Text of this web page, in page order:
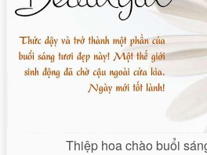
Thiệp hoa chào buổi